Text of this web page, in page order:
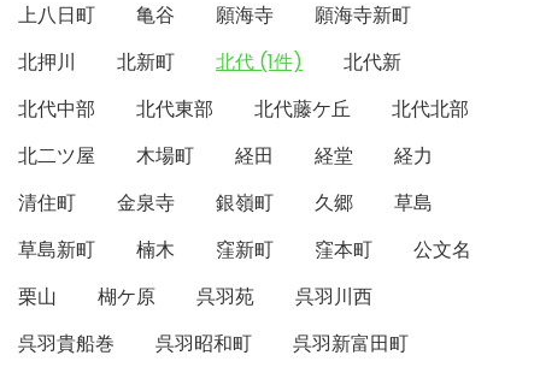
上八日町
亀谷 願海寺
願海寺新町
北押川
北新町 北代 (1件)
北代新
北代中部
北代東部 北代藤ケ丘
北代北部
北二ツ屋
木場町 経田 経堂
経力
清住町
金泉寺 銀嶺町 久郷
草島
草島新町
楠木 窪新町 窪本町
公文名
栗山
楜ケ原 呉羽苑
呉羽川西
呉羽貴船巻
呉羽昭和町
呉羽新富田町